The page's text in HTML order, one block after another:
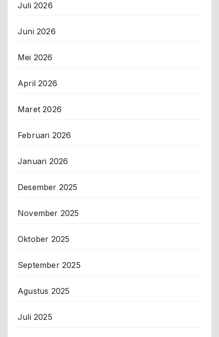
Juli 2026
Juni 2026
Mei 2026
April 2026
Maret 2026
Februari 2026
Januari 2026
Desember 2025
November 2025
Oktober 2025
September 2025
Agustus 2025
Juli 2025